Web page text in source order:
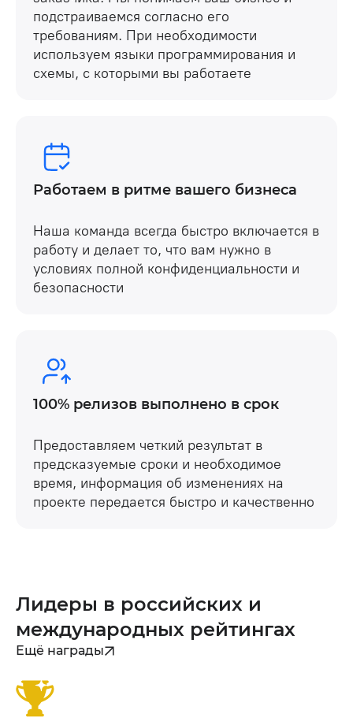
подстраиваемся согласно его
требованиям. При необходимости
используем языки программирования и
схемы, с которыми вы работаете
Работаем в ритме вашего бизнеса
Наша команда всегда быстро включается в
работу и делает то, что вам нужно в
условиях полной конфиденциальности и
безопасности
100% релизов выполнено в срок
Предоставляем четкий результат в
предсказуемые сроки и необходимое
время, информация об изменениях на
проекте передается быстро и качественно
Лидеры в российских и
международных рейтингах
Ещё награды